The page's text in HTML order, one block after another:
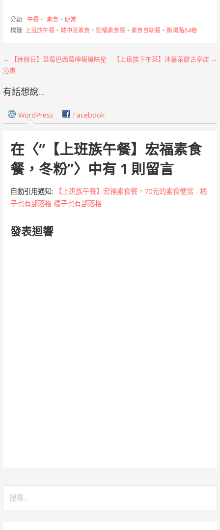
分類: -午餐、 -素食、 便當
標籤: 上班族午餐、 城中區素食、 宏福素食餐、 素食自助餐、 衡陽路84巷
文
章
導
覽
← 【休假日】草莓巴西莓檸檬風味星
沁爽
【上班族下午茶】沐慕茶飲古亭店 →
有話想說...
WordPress Facebook
在〈“【上班族午餐】宏福素食
餐，冬粉”〉中有 1 則留言
自動引用通知:
【上班族午餐】宏福素食餐，70元的素食便當 - 橘
子也有部落格 橘子也有部落格
發表迴響